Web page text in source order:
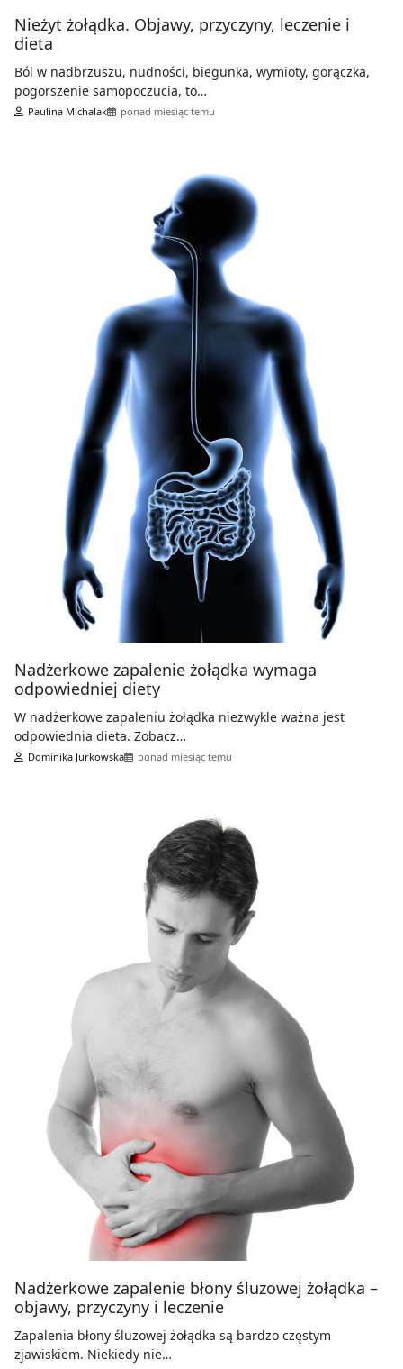
Nieżyt żołądka. Objawy, przyczyny, leczenie i
dieta
Ból w nadbrzuszu, nudności, biegunka, wymioty, gorączka,
pogorszenie samopoczucia, to…
Paulina Michalak ponad miesiąc temu
Nadżerkowe zapalenie żołądka wymaga
odpowiedniej diety
W nadżerkowe zapaleniu żołądka niezwykle ważna jest
odpowiednia dieta. Zobacz…
Dominika Jurkowska ponad miesiąc temu
Nadżerkowe zapalenie błony śluzowej żołądka –
objawy, przyczyny i leczenie
Zapalenia błony śluzowej żołądka są bardzo częstym
zjawiskiem. Niekiedy nie…